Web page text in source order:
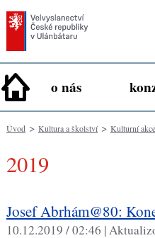
o nás
Úvod> Kultura a školství> Kulturní akce
2019
Josef Abrhám@80:
10.12.2019 / 02:46 |